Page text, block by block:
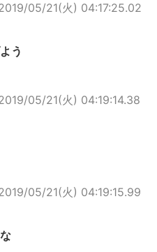
05/21(火) 04:17:25.02
う
05/21(火) 04:19:14.38
05/21(火) 04:19:15.99